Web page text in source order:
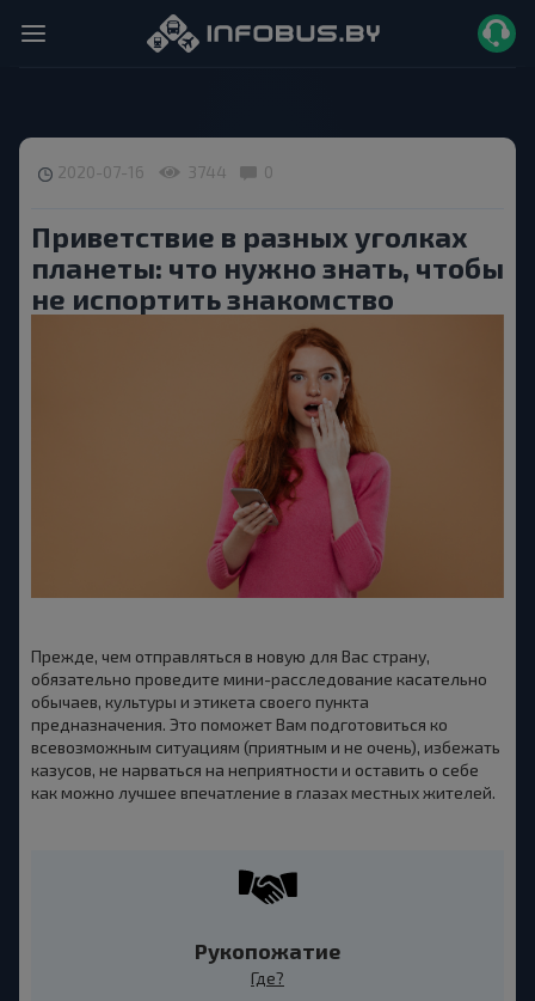
2020-07-16 3744 0
Приветствие в разных уголках
планеты: что нужно знать, чтобы
не испортить знакомство
Прежде, чем отправляться в новую для Вас страну,
обязательно проведите мини-расследование касательно
обычаев, культуры и этикета своего пункта
предназначения. Это поможет Вам подготовиться ко
всевозможным ситуациям (приятным и не очень), избежать
казусов, не нарваться на неприятности и оставить о себе
как можно лучшее впечатление в глазах местных жителей.
Рукопожатие
Где?